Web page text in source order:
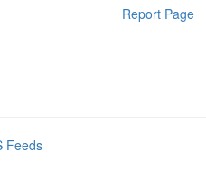
Report Page
Feeds